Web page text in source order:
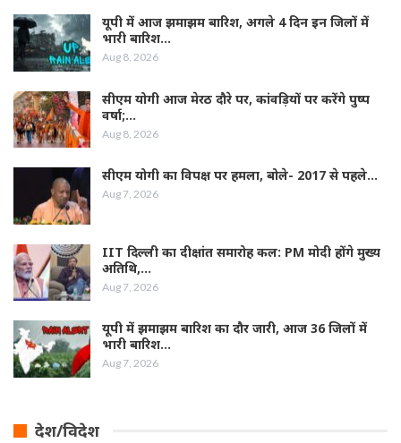
यूपी में आज झमाझम बारिश, अगले 4 दिन इन जिलों में
भारी बारिश…
Aug 8, 2026
सीएम योगी आज मेरठ दौरे पर, कांवड़ियों पर करेंगे पुष्प
वर्षा;…
Aug 8, 2026
सीएम योगी का विपक्ष पर हमला, बोले- 2017 से पहले…
Aug 7, 2026
IIT दिल्ली का दीक्षांत समारोह कल: PM मोदी होंगे मुख्य
अतिथि,…
Aug 7, 2026
यूपी में झमाझम बारिश का दौर जारी, आज 36 जिलों में
भारी बारिश…
Aug 7, 2026
देश/विदेश